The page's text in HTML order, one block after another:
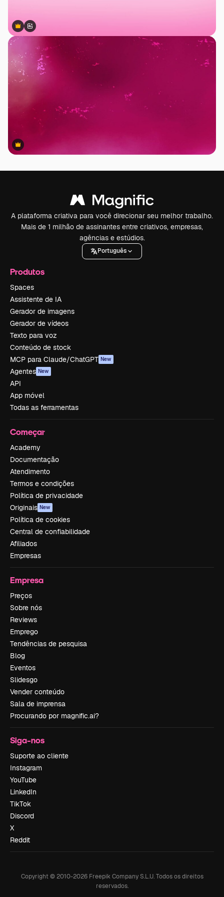
Premium
Premium
Gerado por IA
Premium
Premium
A plataforma criativa para você direcionar seu melhor trabalho.
Mais de 1 milhão de assinantes entre criativos, empresas,
agências e estúdios.
Português
Produtos
Spaces
Assistente de IA
Gerador de imagens
Gerador de vídeos
Texto para voz
Conteúdo de stock
MCP para Claude/ChatGPT New
Agentes New
API
App móvel
Todas as ferramentas
Começar
Academy
Documentação
Atendimento
Termos e condições
Política de privacidade
Originais New
Política de cookies
Central de confiabilidade
Afiliados
Empresas
Empresa
Preços
Sobre nós
Reviews
Emprego
Tendências de pesquisa
Blog
Eventos
Slidesgo
Vender conteúdo
Sala de imprensa
Procurando por magnific.ai?
Siga-nos
Suporte ao cliente
Instagram
YouTube
LinkedIn
TikTok
Discord
X
Reddit
Copyright © 2010-2026Freepik Company S.L.U. Todos os direitos
reservados.